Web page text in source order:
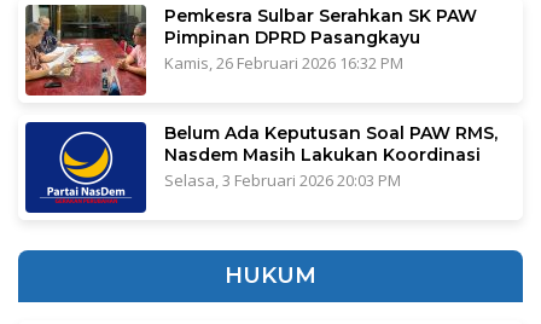
Pemkesra Sulbar Serahkan SK PAW
Pimpinan DPRD Pasangkayu
Kamis, 26 Februari 2026 16:32 PM
Belum Ada Keputusan Soal PAW RMS,
Nasdem Masih Lakukan Koordinasi
Selasa, 3 Februari 2026 20:03 PM
HUKUM